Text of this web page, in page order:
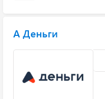
А Деньги